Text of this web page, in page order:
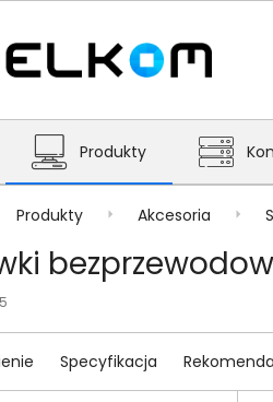
Produkty
Produkty Akcesoria
Specyfikacja